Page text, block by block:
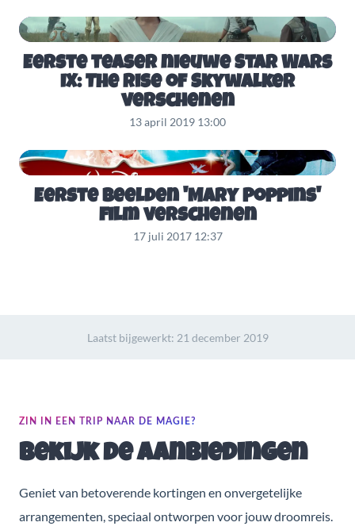
Eerste teaser nieuwe Star Wars
IX: The Rise of Skywalker
verschenen
13 april 2019 13:00
Eerste beelden 'Mary Poppins'
film verschenen
17 juli 2017 12:37
Laatst bijgewerkt: 21 december 2019
ZIN IN EEN TRIP NAAR DE MAGIE?
Bekijk de aanbiedingen
Geniet van betoverende kortingen en onvergetelijke
arrangementen, speciaal ontworpen voor jouw droomreis.